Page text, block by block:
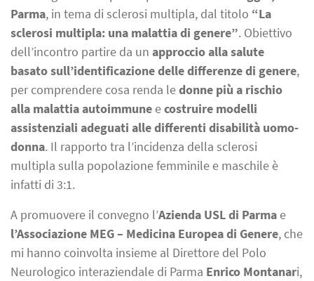
Parma, in tema di sclerosi multipla, dal titolo “La
sclerosi multipla: una malattia di genere”. Obiettivo
dell’incontro partire da un approccio alla salute
basato sull’identificazione delle differenze di genere,
per comprendere cosa renda ledonne più a rischio
alla malattia autoimmune ecostruire modelli
assistenziali adeguati alle differenti disabilità uomo-
donna. Il rapporto tra l’incidenza della sclerosi
multipla sulla popolazione femminile e maschile è
infatti di 3:1.
A promuovere il convegno l’Azienda USL di Parma e
l’Associazione MEG – Medicina Europea di Genere, che
mi hanno coinvolta insieme al Direttore del Polo
Neurologico interaziendale di Parma Enrico Montanari,